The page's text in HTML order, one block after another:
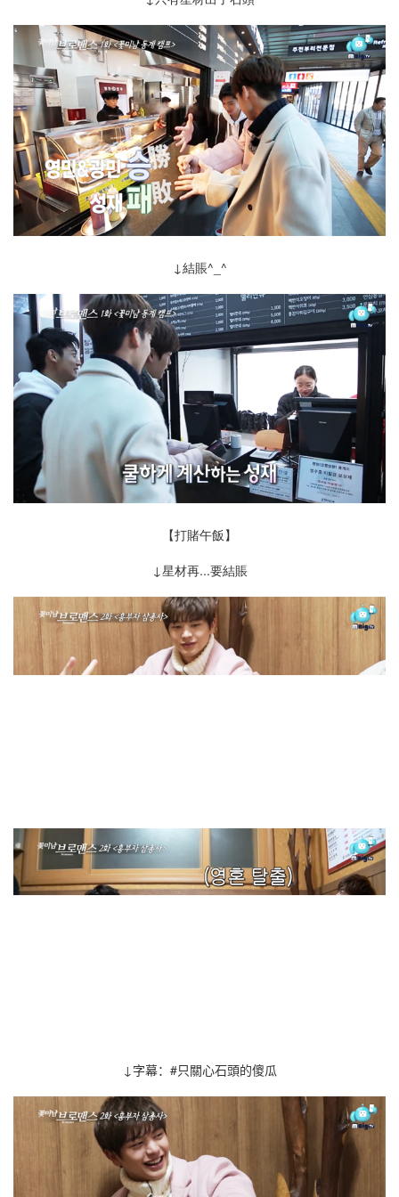
↓結賬^_^
【打賭午飯】
↓星材再...要結賬
↓字幕：#只關心 石頭的傻瓜